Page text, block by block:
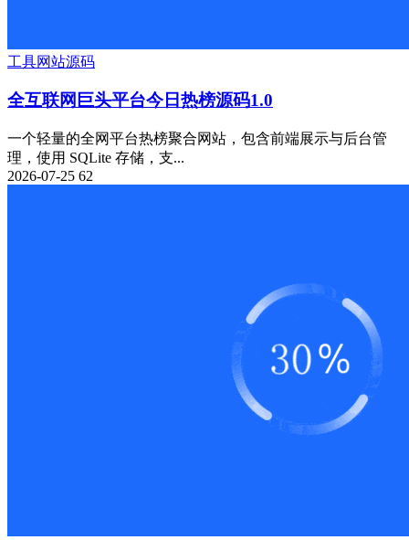
工具网站源码
全互联网巨头平台今日热榜源码1.0
一个轻量的全网平台热榜聚合网站，包含前端展示与后台管
理，使用 SQLite 存储，支...
2026-07-25 62